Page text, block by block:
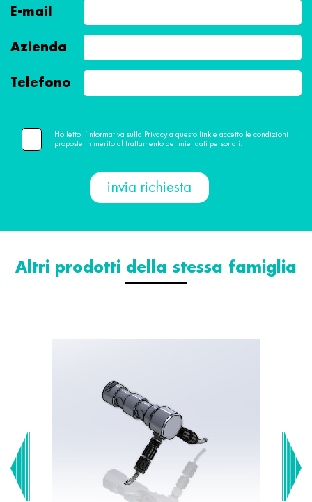
E-mail
Azienda
Telefono
Ho letto l’informativa sulla Privacy a questo link e accetto le condizioni
proposte in merito al trattamento dei miei dati personali.
Altri prodotti della stessa famiglia